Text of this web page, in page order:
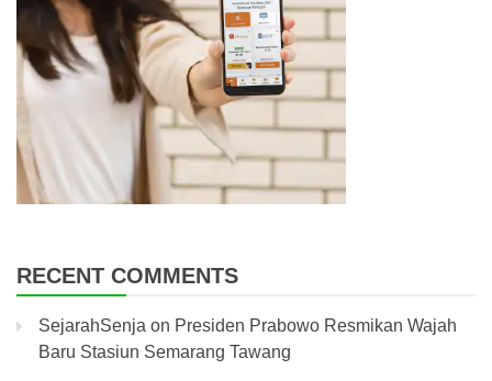
RECENT COMMENTS
SejarahSenja on Presiden Prabowo Resmikan Wajah
Baru Stasiun Semarang Tawang